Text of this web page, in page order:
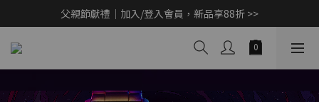
父親節獻禮｜加入/登入會員，新品享88折 >>
父親節獻禮｜加入/登入會員，新品享88折 >>
Marvel 蜘蛛人 v.s. 浩克限量聯名款限量開賣 >>
CashBack 返多多筆筆享現金回饋 10% 【先點我賺回饋 >>】
父親節獻禮｜加入/登入會員，新品享88折 >>